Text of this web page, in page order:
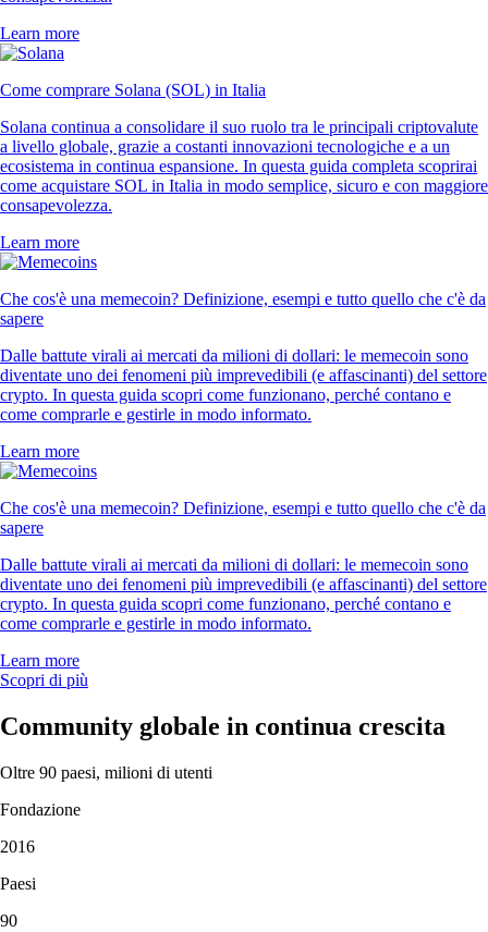
Learn more
Come comprare Solana (SOL) in Italia
Solana continua a consolidare il suo ruolo tra le principali criptovalute
a livello globale, grazie a costanti innovazioni tecnologiche e a un
ecosistema in continua espansione. In questa guida completa scoprirai
come acquistare SOL in Italia in modo semplice, sicuro e con maggiore
consapevolezza.
Learn more
Che cos'è una memecoin? Definizione, esempi e tutto quello che c'è da
sapere
Dalle battute virali ai mercati da milioni di dollari: le memecoin sono
diventate uno dei fenomeni più imprevedibili (e affascinanti) del settore
crypto. In questa guida scopri come funzionano, perché contano e
come comprarle e gestirle in modo informato.
Learn more
Che cos'è una memecoin? Definizione, esempi e tutto quello che c'è da
sapere
Dalle battute virali ai mercati da milioni di dollari: le memecoin sono
diventate uno dei fenomeni più imprevedibili (e affascinanti) del settore
crypto. In questa guida scopri come funzionano, perché contano e
come comprarle e gestirle in modo informato.
Learn more
Scopri di più
Community globale in continua crescita
Oltre 90 paesi, milioni di utenti
Fondazione
2016
Paesi
90